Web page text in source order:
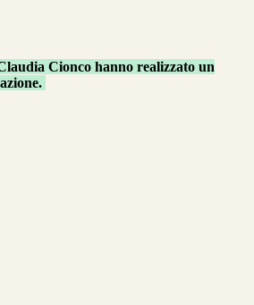
Cionco hanno realizzato un